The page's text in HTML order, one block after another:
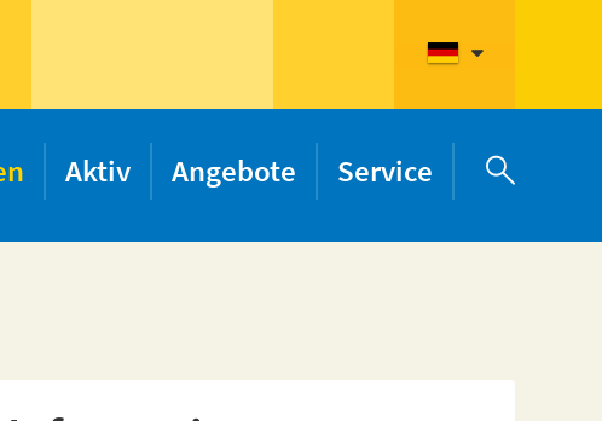

Aktiv Angebote Service